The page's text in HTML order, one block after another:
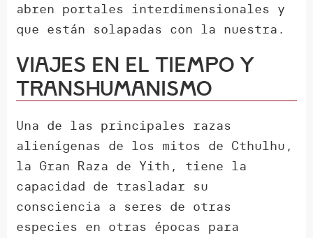
abren portales interdimensionales y
que están solapadas con la nuestra.
Viajes en el tiempo y
transhumanismo
Una de las principales razas
alienígenas de los mitos de Cthulhu,
la Gran Raza de Yith, tiene la
capacidad de trasladar su
consciencia a seres de otras
especies en otras épocas para